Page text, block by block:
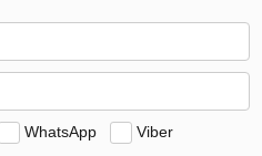
WhatsApp
Viber